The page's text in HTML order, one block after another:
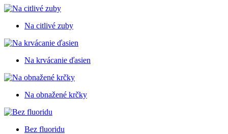
Na citlivé zuby
Na krvácanie ďasien
Na obnažené krčky
Bez fluoridu